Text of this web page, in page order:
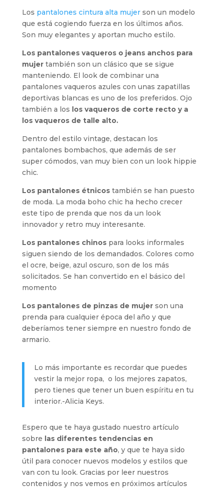
Los pantalones cintura alta mujerson un modelo
que está cogiendo fuerza en los últimos años.
Son muy elegantes y aportan mucho estilo.
Los pantalones vaqueros o jeans anchos para
mujertambién son un clásico que se sigue
manteniendo. El look de combinar una
pantalones vaqueros azules con unas zapatillas
deportivas blancas es uno de los preferidos. Ojo
también a los los vaqueros de corte recto y a
los vaqueros de talle alto.
Dentro del estilo vintage, destacan los
pantalones bombachos, que además de ser
super cómodos, van muy bien con un look hippie
chic.
Los pantalones étnicostambién se han puesto
de moda. La moda boho chic ha hecho crecer
este tipo de prenda que nos da un look
innovador y retro muy interesante.
Los pantalones chinospara looks informales
siguen siendo de los demandados. Colores como
el ocre, beige, azul oscuro, son de los más
solicitados. Se han convertido en el básico del
momento
Los pantalones de pinzas de mujerson una
prenda para cualquier época del año y que
deberíamos tener siempre en nuestro fondo de
armario.
Lo más importante es recordar que puedes
vestir la mejor ropa, o los mejores zapatos,
pero tienes que tener un buen espíritu en tu
interior.-Alicia Keys.
Espero que te haya gustado nuestro artículo
sobre las diferentes tendencias en
pantalones para este año, y que te haya sido
útil para conocer nuevos modelos y estilos que
van con tu look. Gracias por leer nuestros
contenidos y nos vemos en próximos artículos